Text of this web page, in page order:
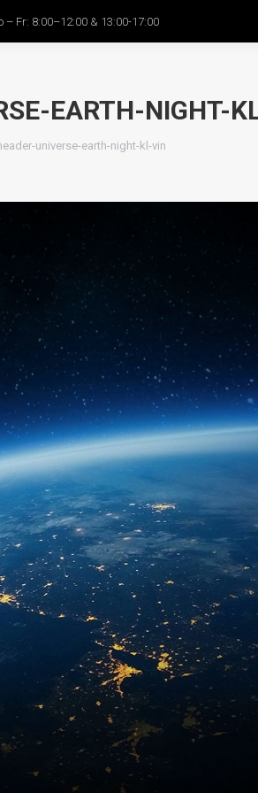
– Fr: 8:00–12:00 & 13:00-17:00
EARTH-NIGHT-
sich hier:
universe-earth-night-kl-vin
WITO All-in-one